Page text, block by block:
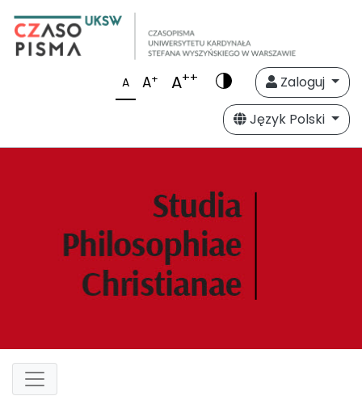
A A+ A++
Zaloguj
Język Polski